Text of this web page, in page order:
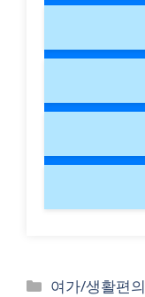
Categories
여가/생활편의